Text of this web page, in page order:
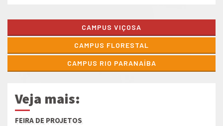
CAMPUS VIÇOSA
CAMPUS FLORESTAL
CAMPUS RIO PARANAÍBA
Veja mais:
FEIRA DE PROJETOS